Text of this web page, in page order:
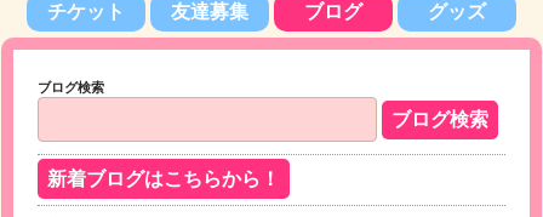
チケット 友達募集 ブログ グッズ
ブログ検索
新着ブログはこちらから！